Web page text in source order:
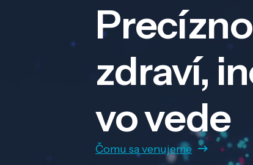
zdraví,
vo vede
Čomu sa venujeme